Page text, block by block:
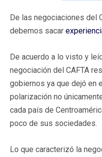
De las negociaciones del
debemos sacar
De acuerdo a lo visto y
negociación del CAFTA
gobiernos ya que dejó en
polarización no
cada país de
poco de sus sociedades.
Lo que caracterizó la